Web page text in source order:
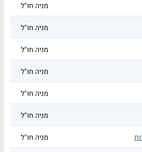
מניה חו"ל
מניה חו"ל
מניה חו"ל
מניה חו"ל
מניה חו"ל
מניה חו"ל
מניה חו"ל